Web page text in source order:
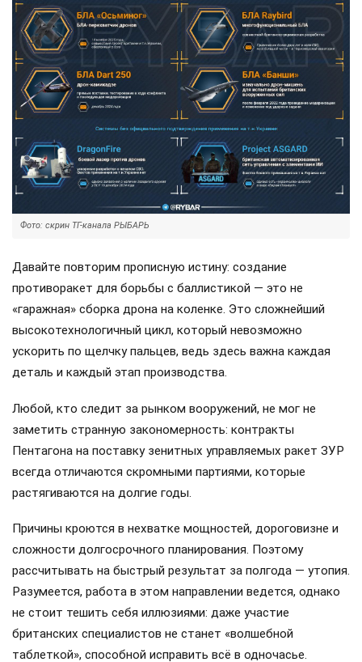
Фото: скрин ТГ-канала РЫБАРЬ
Давайте повторим прописную истину: создание
противоракет для борьбы с баллистикой — это не
«гаражная» сборка дрона на коленке. Это сложнейший
высокотехнологичный цикл, который невозможно
ускорить по щелчку пальцев, ведь здесь важна каждая
деталь и каждый этап производства.
Любой, кто следит за рынком вооружений, не мог не
заметить странную закономерность: контракты
Пентагона на поставку зенитных управляемых ракет ЗУР
всегда отличаются скромными партиями, которые
растягиваются на долгие годы.
Причины кроются в нехватке мощностей, дороговизне и
сложности долгосрочного планирования. Поэтому
рассчитывать на быстрый результат за полгода — утопия.
Разумеется, работа в этом направлении ведется, однако
не стоит тешить себя иллюзиями: даже участие
британских специалистов не станет «волшебной
таблеткой», способной исправить всё в одночасье.